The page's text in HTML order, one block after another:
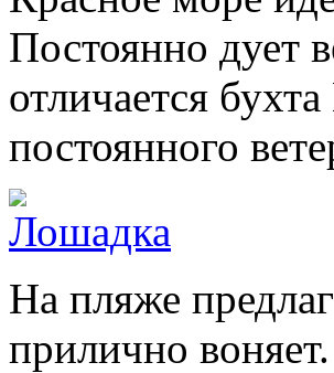
Постоянно дует
отличается
постоянного
На пляже
прилично воняет.